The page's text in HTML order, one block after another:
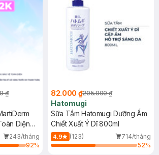
₫
Diện
243/tháng
92%
82.000 ₫205.000 ₫
Hatomugi
Sữa Tắm Hatomugi Dưỡng Ẩm
Chiết Xuất Ý Dĩ 800ml
4.9 (123)
714/tháng
52%